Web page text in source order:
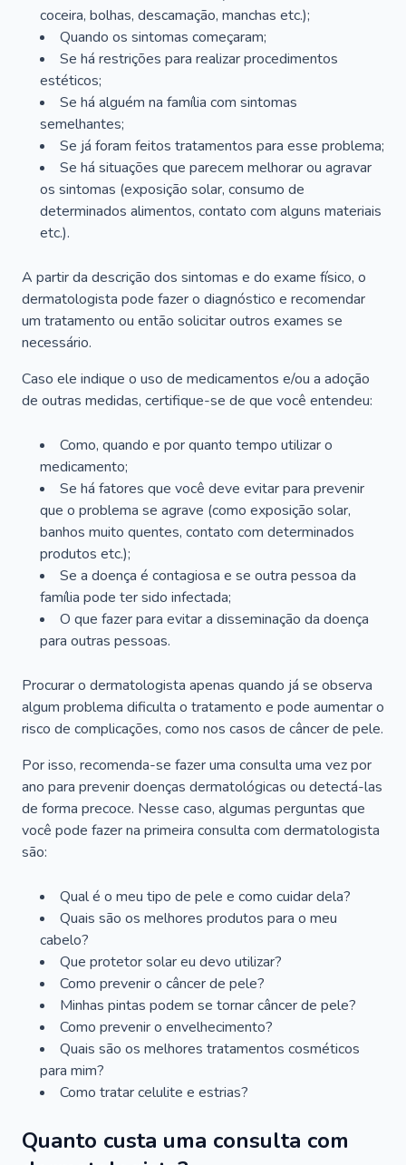
coceira, bolhas, descamação, manchas etc.);
Quando os sintomas começaram;
Se há restrições para realizar procedimentos
estéticos;
Se há alguém na família com sintomas
semelhantes;
Se já foram feitos tratamentos para esse problema;
Se há situações que parecem melhorar ou agravar
os sintomas (exposição solar, consumo de
determinados alimentos, contato com alguns materiais
etc.).
A partir da descrição dos sintomas e do exame físico, o
dermatologista pode fazer o diagnóstico e recomendar
um tratamento ou então solicitar outros exames se
necessário.
Caso ele indique o uso de medicamentos e/ou a adoção
de outras medidas, certifique-se de que você entendeu:
Como, quando e por quanto tempo utilizar o
medicamento;
Se há fatores que você deve evitar para prevenir
que o problema se agrave (como exposição solar,
banhos muito quentes, contato com determinados
produtos etc.);
Se a doença é contagiosa e se outra pessoa da
família pode ter sido infectada;
O que fazer para evitar a disseminação da doença
para outras pessoas.
Procurar o dermatologista apenas quando já se observa
algum problema dificulta o tratamento e pode aumentar o
risco de complicações, como nos casos de câncer de pele.
Por isso, recomenda-se fazer uma consulta uma vez por
ano para prevenir doenças dermatológicas ou detectá-las
de forma precoce. Nesse caso, algumas perguntas que
você pode fazer na primeira consulta com dermatologista
são:
Qual é o meu tipo de pele e como cuidar dela?
Quais são os melhores produtos para o meu
cabelo?
Que protetor solar eu devo utilizar?
Como prevenir o câncer de pele?
Minhas pintas podem se tornar câncer de pele?
Como prevenir o envelhecimento?
Quais são os melhores tratamentos cosméticos
para mim?
Como tratar celulite e estrias?
Quanto custa uma consulta com